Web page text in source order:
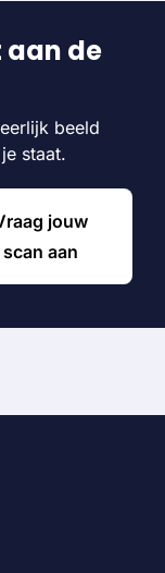
aan de
beeld
staat.
jouw
scan aan